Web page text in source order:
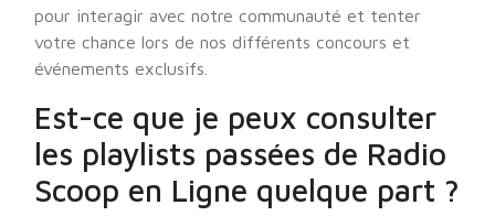
pour interagir avec notre communauté et tenter
votre chance lors de nos différents concours et
événements exclusifs.
Est-ce que je peux consulter
les playlists passées de Radio
Scoop en Ligne quelque part ?